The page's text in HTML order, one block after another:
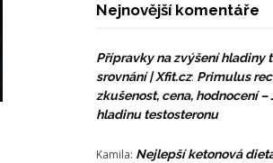
Nejnovější komentáře
Přípravky na zvýšení hladiny
srovnání | Xfit.cz: Primulus
zkušenost, cena, hodnocení –
hladinu testosteronu
Kamila: Nejlepší ketonová